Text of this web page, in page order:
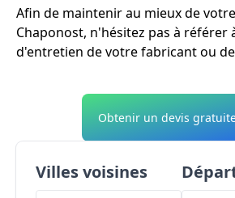
Afin de maintenir au mieux de
Chaponost, n'hésitez pas à référer
d'entretien de votre fabricant ou
Obtenir un devis
Villes voisines